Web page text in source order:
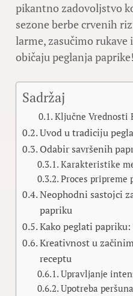
pikantno zadovoljstvo
sezone berbe crvenih
larme, zasučimo
običaju peglanja paprike!
Sadržaj
Ključne Vrednosti
Uvod u tradiciju
Odabir savršenih
Karakteristike
Proces pripreme
Neophodni sastojci
papriku
Kako peglati
Kreativnost u
receptu
Upravljanje
Upotreba